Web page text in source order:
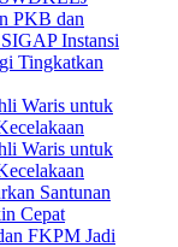
PKB dan
Instansi
Tingkatkan
Waris untuk
Waris untuk
Santunan
Cepat
FKPM Jadi